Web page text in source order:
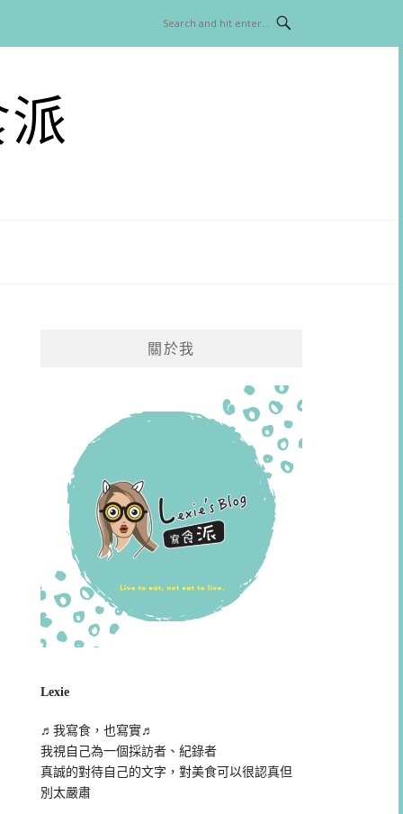
關於我
Lexie
♬我寫食，也寫實♬
我視自己為一個採訪者、紀錄者
真誠的對待自己的文字，對美食可以很認真但
別太嚴肅